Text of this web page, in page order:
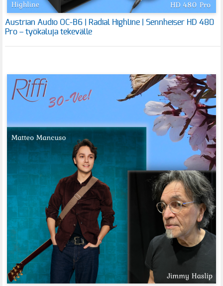
Austrian Audio OC-B6 | Radial Highline | Sennheiser HD 480
Pro – työkaluja tekevälle